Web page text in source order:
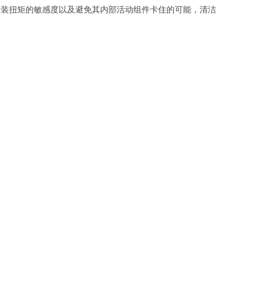
扭矩的敏感度以及避免其内部活动组件卡住的可能，清洁